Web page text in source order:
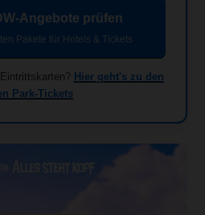
Angebote prüfen
Pakete für Hotels & Tickets
Hier geht's zu den
Park-Tickets